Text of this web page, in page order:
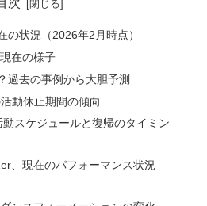
次
の状況（2026年2月時点）
在の様子
過去の事例から大胆予測
動休止期間の傾向
スケジュールと復帰のタイミン
、現在のパフォーマンス状況